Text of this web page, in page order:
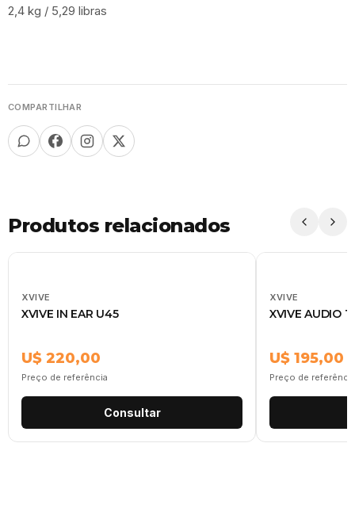
2,4 kg / 5,29 libras
COMPARTILHAR
Produtos relacionados
XVIVE
XVIVE IN EAR U45
U$ 220,00
Preço de referência
Consultar
XVIVE
XVIVE AUDIO
U$ 195,00
Preço de referência